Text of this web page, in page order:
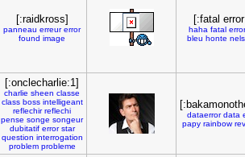
[:raidkross]
panneau erreur error
found image
[:fatal
haha fatal error
bleu honte
[:onclecharlie:1]
charlie sheen classe
class boss intelligeant
reflechir reflechi
pense songe songeur
dubitatif error star
question interrogation
problem probleme
dataerror data
papy rainbow